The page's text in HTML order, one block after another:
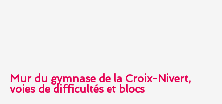
Mur du gymnase de la Croix-Nivert,
voies de difficultés et blocs